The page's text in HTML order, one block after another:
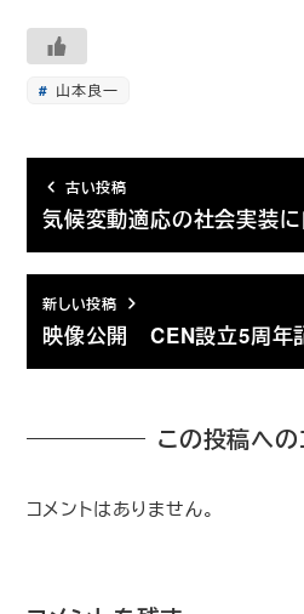
山本良一
古い投稿
気候変動適応の社会実装
新しい投稿
映像公開 CEN設立5周年
この投稿への
コメントはありません。